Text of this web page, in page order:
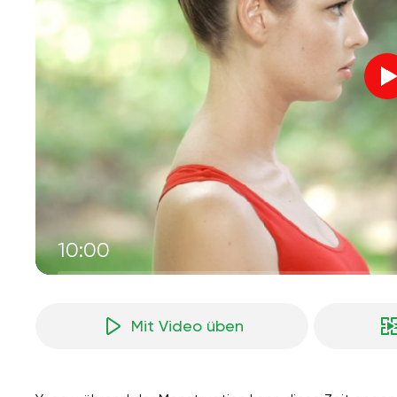
10:00
Mit Video üben